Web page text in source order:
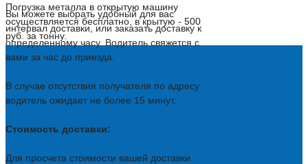
Вы можете выбрать удобный для вас
интервал доставки, или заказать доставку к
определенному часу. Водитель свяжется с
вами за час до приезда.
В случае отсутствия получателя по адресу
водитель ожидает не более 15 минут.
Стоимость доставки:
Для просчета стоимости вашей доставки
Погрузка металла в открытую машину
осуществляется бесплатно, в крытую - 500
руб. за тонну.